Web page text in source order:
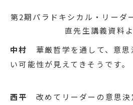
第2期パラドキシカル・リーダ
直先生講義資料
中村
華厳哲学を通して、意思
い可能性が見えてきそうです。
西平
改めてリーダーの意思決